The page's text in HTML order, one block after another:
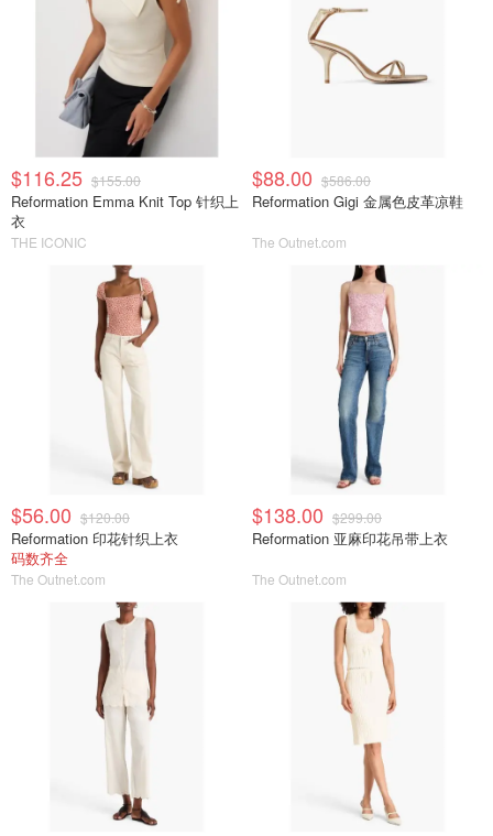
$116.25 $155.00
Reformation Emma Knit Top 针织上
衣
THE ICONIC
$88.00 $586.00
Reformation Gigi 金属色皮革凉鞋
The Outnet.com
$56.00 $120.00
Reformation 印花针织上衣
码数齐全
The Outnet.com
$138.00 $299.00
Reformation 亚麻印花吊带上衣
The Outnet.com